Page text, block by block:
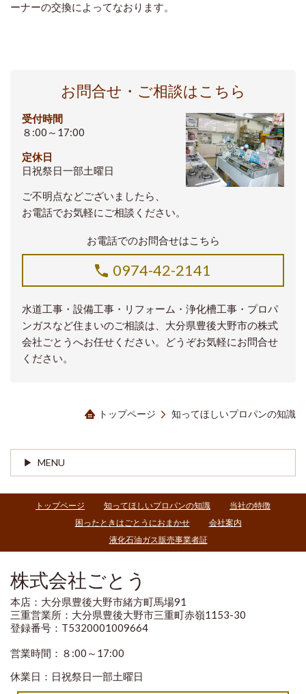
ーナーの交換によってなおります。
お問合せ・ご相談はこちら
受付時間
８:00～17:00
定休日
日祝祭日一部土曜日
ご不明点などございましたら、
お電話でお気軽にご相談ください。
お電話でのお問合せはこちら
0974-42-2141
水道工事・設備工事・リフォーム・浄化槽工事・プロパ
ンガスなど住まいのご相談は、大分県豊後大野市の株式
会社ごとうへお任せください。どうぞお気軽にお問合せ
ください。
トップページ 知ってほしいプロパンの知識
MENU
トップページ 知ってほしいプロパンの知識
当社の特徴
困ったときはごとうにおまかせ
会社案内
液化石油ガス販売事業者証
株式会社ごとう
本店：大分県豊後大野市緒方町馬場91
三重営業所：大分県豊後大野市三重町赤嶺1153-30
登録番号：T5320001009664
営業時間：８:00～17:00
休業日：日祝祭日一部土曜日